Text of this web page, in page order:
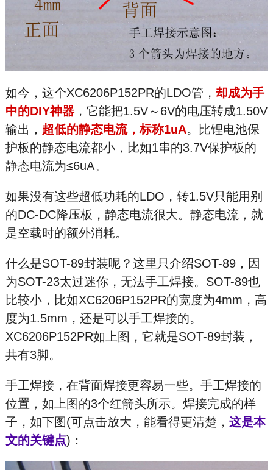
如今，这个XC6206P152PR的LDO管， 却成为手
中的DIY神器，它能把1.5V～6V的电压转成1.50V
输出， 超低的静态电流，标称1uA。比锂电池保
护板的静态电流都小，比如1串的3.7V保护板的
静态电流为≤6uA。
如果没有这些超低功耗的LDO，转1.5V只能用别
的DC-DC降压板，静态电流很大。静态电流，就
是空载时的额外消耗。
什么是SOT-89封装呢？这里只介绍SOT-89，因
为SOT-23太过迷你，无法手工焊接。SOT-89也
比较小，比如XC6206P152PR的宽度为4mm，高
度为1.5mm，还是可以手工焊接的。
XC6206P152PR如上图，它就是SOT-89封装，
共有3脚。
手工焊接，在背面焊接更容易一些。手工焊接的
位置，如上图的3个红箭头所示。焊接完成的样
子，如下图(可点击放大，能看得更清楚， 这是本
文的关键点)：